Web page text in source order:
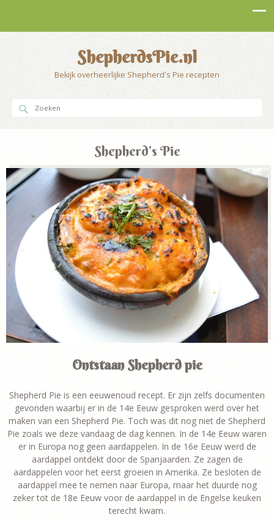
ShepherdsPie.nl
Bekijk overheerlijke Shepherd's Pie recepten
Shepherd’s Pie
Ontstaan Shepherd pie
Shepherd Pie is een eeuwenoud recept. Er zijn zelfs documenten
gevonden waarbij er in de 14e Eeuw gesproken werd over het
maken van een Shepherd Pie. Toch was dit nog niet de Shepherd
Pie zoals we deze vandaag de dag kennen. In de 14e Eeuw waren
er in Europa nog geen aardappelen. In de 16e Eeuw werd de
aardappel ontdekt door de Spanjaarden. Ze zagen de
aardappelen voor het eerst groeien in Amerika. Ze besloten de
aardappel mee te nemen naar Europa, maar het duurde nog
zeker tot de 18e Eeuw voor de aardappel in de Engelse keuken
terecht kwam.